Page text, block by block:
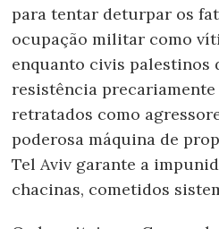
para tentar deturpar os
ocupação militar como
enquanto civis palestinos
resistência precariamente
retratados como
poderosa máquina de
Tel Aviv garante a
chacinas, cometidos